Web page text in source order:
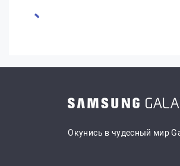
Окунись в чудесный мир